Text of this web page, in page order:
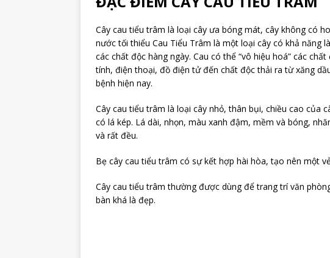
Cây cau tiểu trâm là loại cây ưa bóng mát, cây không có
nước tối thiểu Cau Tiểu Trâm là một loại cây có khả năng
các chất độc hàng ngày. Cau có thể “vô hiệu hoá” các
tính, điện thoại, đồ điện tử đến chất độc thải ra từ xăng
bệnh hiện nay.
Cây cau tiểu trâm là loại cây nhỏ, thân bụi, chiều cao của
có lá kép. Lá dài, nhọn, màu xanh đậm, mềm và bóng,
và rất đều.
Bẹ cây cau tiểu trâm có sự kết hợp hài hòa, tạo nên một
Cây cau tiểu trâm thường được dùng để trang trí văn
bàn khá là đẹp.